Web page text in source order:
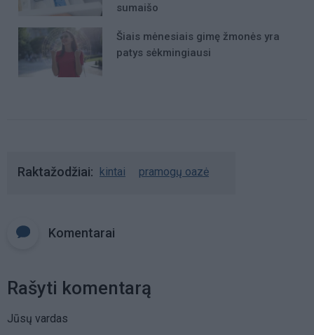
sumaišo
Šiais mėnesiais gimę žmonės yra
patys sėkmingiausi
Raktažodžiai kintai pramogų oazė
Komentarai
Rašyti komentarą
Jūsų vardas